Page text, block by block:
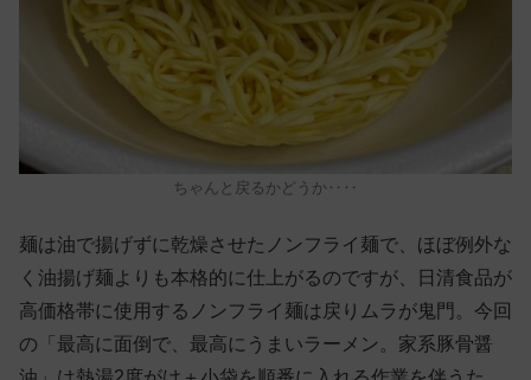
ちゃんと戻るかどうか‥‥
麺は油で揚げずに乾燥させたノンフライ麺で、ほぼ例外な
く油揚げ麺よりも本格的に仕上がるのですが、日清食品が
高価格帯に使用するノンフライ麺は戻りムラが鬼門。今回
の「最高に面倒で、最高にうまいラーメン。家系豚骨醤